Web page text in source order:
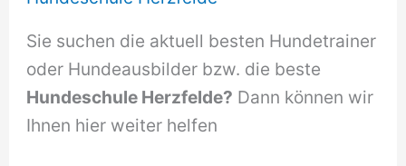
Sie suchen die aktuell besten Hundetrainer
oder Hundeausbilder bzw. die beste
Hundeschule Herzfelde? Dann können wir
Ihnen hier weiter helfen